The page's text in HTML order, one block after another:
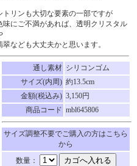
トリンも大切な要素の一部ですが
味にご不満があれば、透明クリスタル
翠なども大丈夫かと思います。
通し素材 シリコンゴム
サイズ(内周) 約13.5cm
金額(税込み) 3,150円
商品コード mbl645806
サイズ調整不要でご購入の方はこちら
から
数量：